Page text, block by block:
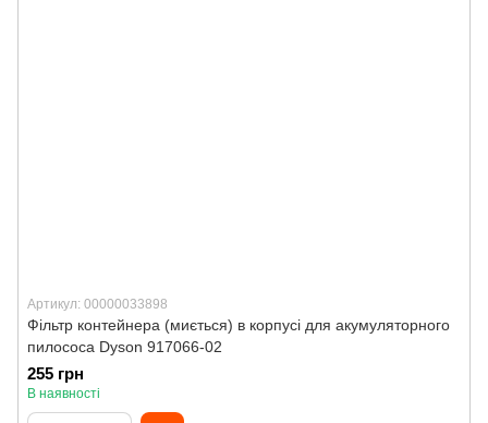
Артикул: 00000033898
Фільтр контейнера (миється) в корпусі для акумуляторного
пилососа Dyson 917066-02
255 грн
В наявності